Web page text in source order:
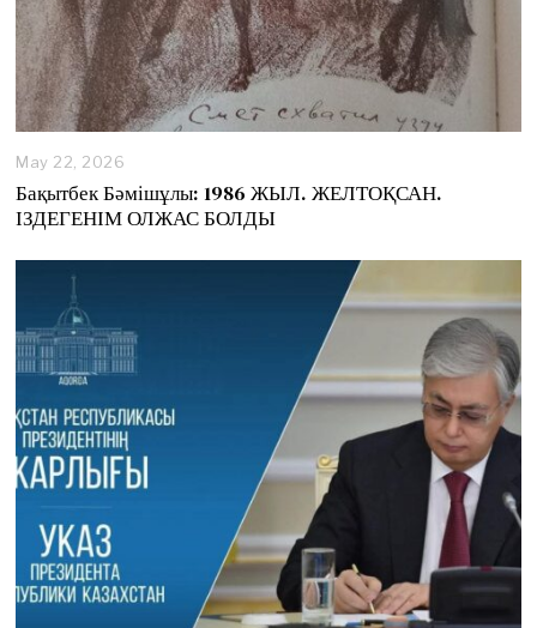
May 22, 2026
Бақытбек Бәмішұлы: 1986 ЖЫЛ. ЖЕЛТОҚСАН.
ІЗДЕГЕНІМ ОЛЖАС БОЛДЫ